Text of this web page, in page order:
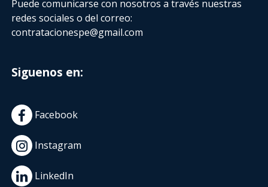
Puede comunicarse con nosotros a través nuestras
redes sociales o del correo:
contratacionespe@gmail.com
Siguenos en:
Facebook
Instagram
LinkedIn